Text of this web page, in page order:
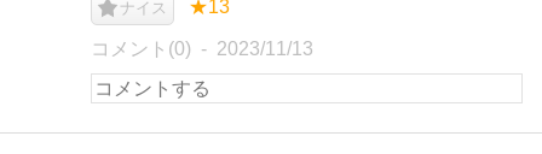
ナイス ★13
コメント(0) 2023/11/13